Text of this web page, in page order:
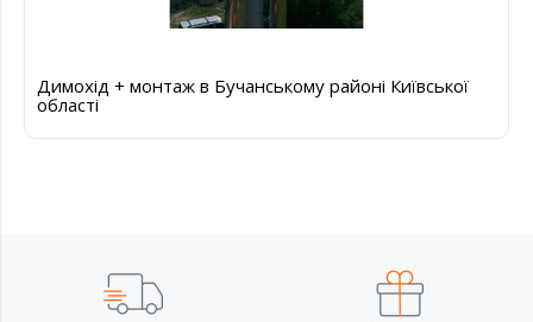
Димохід + монтаж в Бучанському районі Київської
області